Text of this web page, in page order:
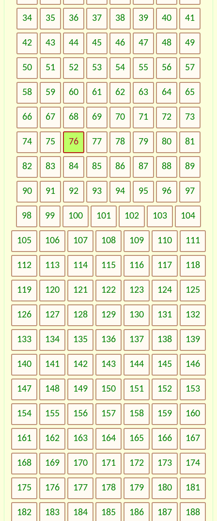
34 35 36 37 38 39 40 41
42 43 44 45 46 47 48 49
50 51 52 53 54 55 56 57
58 59 60 61 62 63 64 65
66 67 68 69 70 71 72 73
74 75 76 77 78 79 80 81
82 83 84 85 86 87 88 89
90 91 92 93 94 95 96 97
98 99 100 101 102 103 104
105 106 107 108 109 110 111
112 113 114 115 116 117 118
119 120 121 122 123 124 125
126 127 128 129 130 131 132
133 134 135 136 137 138 139
140 141 142 143 144 145 146
147 148 149 150 151 152 153
154 155 156 157 158 159 160
161 162 163 164 165 166 167
168 169 170 171 172 173 174
175 176 177 178 179 180 181
182 183 184 185 186 187 188